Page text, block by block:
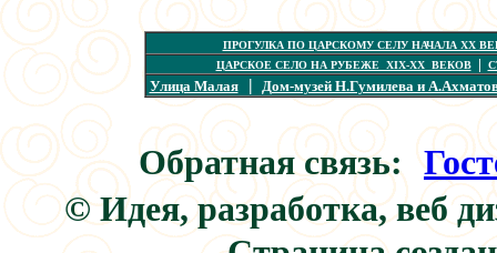
ПРОГУЛКА ПО ЦАРСКОМУ СЕЛУ НАЧАЛА XX
ЦАРСКОЕ СЕЛО НА РУБЕЖЕ XIX-XX ВЕКОВ
|
Улица Малая | Дом-музей Н.Гумилева и
Обратная связь:
© Идея, разработка, веб